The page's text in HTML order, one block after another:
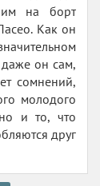
на борт
Как он
даже он сам,
сомнений,
молодого
и то, что
друг